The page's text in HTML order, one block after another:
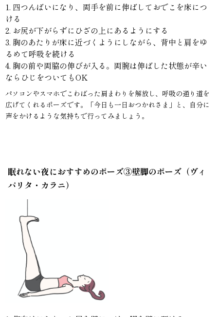
1. 四つんばいになり、両手を前に伸ばしておでこを床につ
ける
2. お尻が下がらずにひざの上にあるようにする
3. 胸のあたりが床に近づくようにしながら、背中と肩をゆ
るめて呼吸を続ける
4. 胸の前や両脇の伸びが入る。両腕は伸ばした状態が辛い
ならひじをついてもOK
パソコンやスマホでこわばった肩まわりを解放し、呼吸の通り道を
広げてくれるポーズです。「今日も一日おつかれさま」と、自分に
声をかけるような気持ちで行ってみましょう。
眠れない夜におすすめのポーズ③壁脚のポーズ（ヴィ
パリタ・カラニ）